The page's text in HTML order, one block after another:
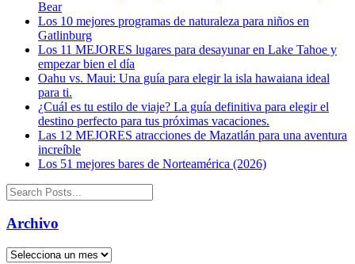
Bear
Los 10 mejores programas de naturaleza para niños en
Gatlinburg
Los 11 MEJORES lugares para desayunar en Lake Tahoe y
empezar bien el día
Oahu vs. Maui: Una guía para elegir la isla hawaiana ideal
para ti.
¿Cuál es tu estilo de viaje? La guía definitiva para elegir el
destino perfecto para tus próximas vacaciones.
Las 12 MEJORES atracciones de Mazatlán para una aventura
increíble
Los 51 mejores bares de Norteamérica (2026)
Archivo